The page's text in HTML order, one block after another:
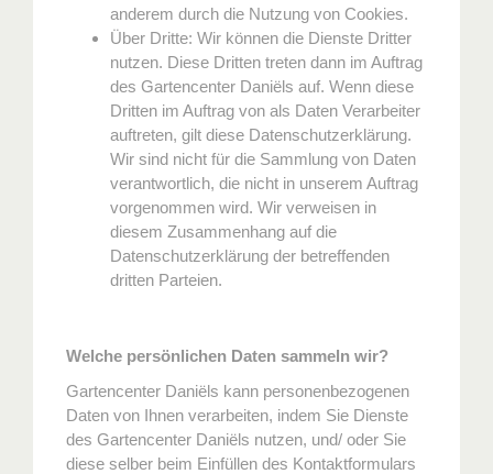
anderem durch die Nutzung von Cookies.
Über Dritte: Wir können die Dienste Dritter
nutzen. Diese Dritten treten dann im Auftrag
des Gartencenter Daniëls auf. Wenn diese
Dritten im Auftrag von als Daten Verarbeiter
auftreten, gilt diese Datenschutzerklärung.
Wir sind nicht für die Sammlung von Daten
verantwortlich, die nicht in unserem Auftrag
vorgenommen wird. Wir verweisen in
diesem Zusammenhang auf die
Datenschutzerklärung der betreffenden
dritten Parteien.
Welche persönlichen Daten sammeln wir?
Gartencenter Daniëls kann personenbezogenen
Daten von Ihnen verarbeiten, indem Sie Dienste
des Gartencenter Daniëls nutzen, und/ oder Sie
diese selber beim Einfüllen des Kontaktformulars